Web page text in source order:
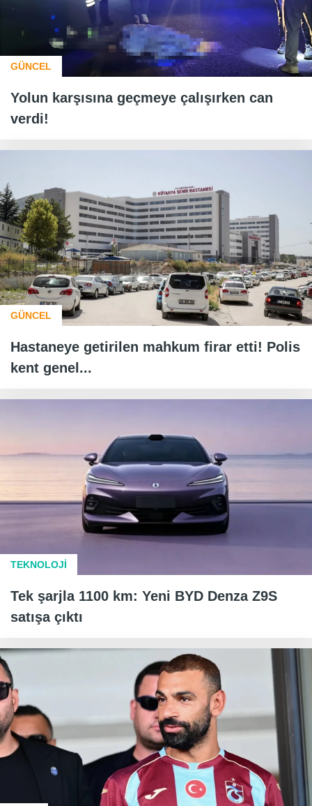
GÜNCEL
Yolun karşısına geçmeye çalışırken can
verdi!
GÜNCEL
Hastaneye getirilen mahkum firar etti! Polis
kent genel...
TEKNOLOJİ
Tek şarjla 1100 km: Yeni BYD Denza Z9S
satışa çıktı